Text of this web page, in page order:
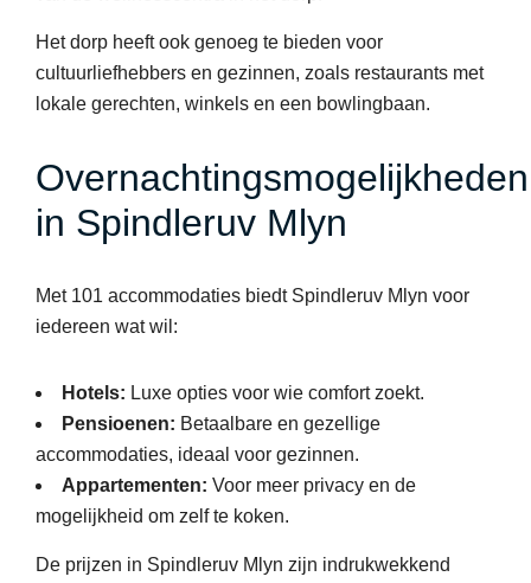
Het dorp heeft ook genoeg te bieden voor
cultuurliefhebbers en gezinnen, zoals restaurants met
lokale gerechten, winkels en een bowlingbaan.
Overnachtingsmogelijkheden
in Spindleruv Mlyn
Met 101 accommodaties biedt Spindleruv Mlyn voor
iedereen wat wil:
Hotels: Luxe opties voor wie comfort zoekt.
Pensioenen: Betaalbare en gezellige
accommodaties, ideaal voor gezinnen.
Appartementen: Voor meer privacy en de
mogelijkheid om zelf te koken.
De prijzen in Spindleruv Mlyn zijn indrukwekkend